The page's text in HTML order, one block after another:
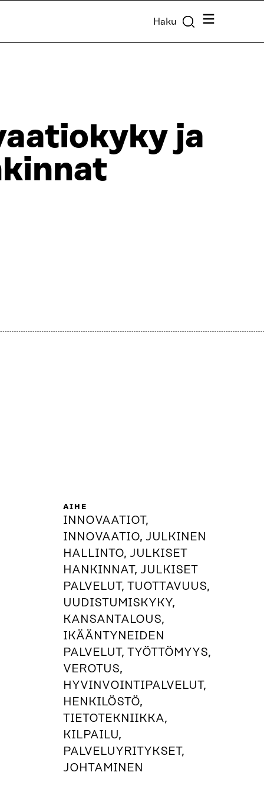
Haku Valikko
ja
AIHE
INNOVAATIOT,
INNOVAATIO, JULKINEN
HALLINTO, JULKISET
HANKINNAT, JULKISET
PALVELUT, TUOTTAVUUS,
UUDISTUMISKYKY,
KANSANTALOUS,
IKÄÄNTYNEIDEN
PALVELUT, TYÖTTÖMYYS,
VEROTUS,
HYVINVOINTIPALVELUT,
HENKILÖSTÖ,
TIETOTEKNIIKKA,
KILPAILU,
PALVELUYRITYKSET,
JOHTAMINEN